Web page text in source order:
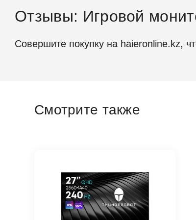
Отзывы: Игровой
Совершите покупку на haieronline.kz,
Смотрите также